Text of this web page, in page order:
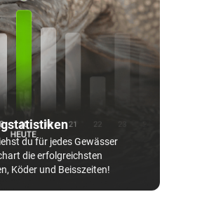
du für jedes Gewässer
die erfolgreichsten
Köder und Beisszeiten!